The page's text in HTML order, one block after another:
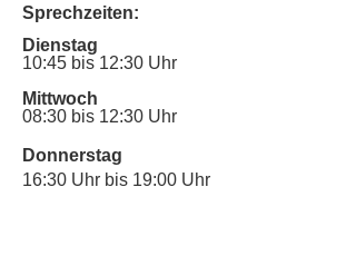
Sprechzeiten:
Dienstag
10:45 bis 12:30 Uhr
Mittwoch
08:30 bis 12:30 Uhr
Donnerstag
16:30 Uhr bis 19:00 Uhr